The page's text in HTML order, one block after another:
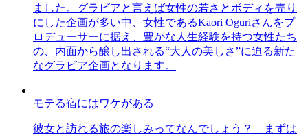
ました。グラビアと言えば女性の若さとボディを売り
にした企画が多い中、女性であるKaori Oguriさんをプ
ロデューサーに据え、豊かな人生経験を持つ女性たち
の、内面から醸し出される“大人の美しさ”に迫る新た
なグラビア企画となります。
モテる宿にはワケがある
彼女と訪れる旅の楽しみってなんでしょう？ まずは